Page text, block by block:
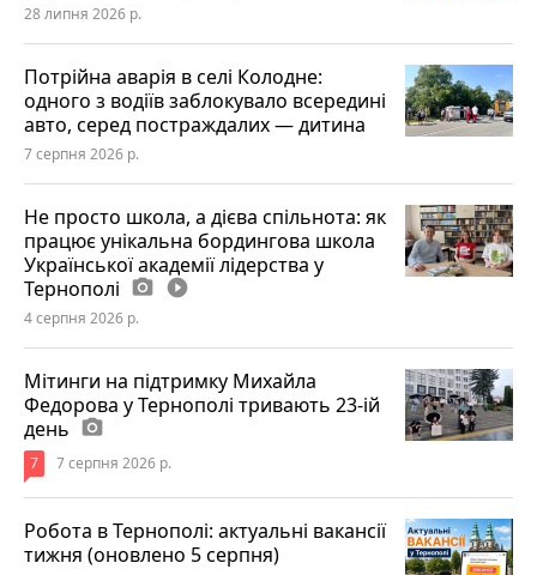
28 липня 2026 р.
Потрійна аварія в селі Колодне:
одного з водіїв заблокувало всередині
авто, серед постраждалих — дитина
7 серпня 2026 р.
Не просто школа, а дієва спільнота: як
працює унікальна бордингова школа
Української академії лідерства у
Тернополі photo_camera play_circle_filled
4 серпня 2026 р.
Мітинги на підтримку Михайла
Федорова у Тернополі тривають 23-ій
день photo_camera
7 7 серпня 2026 р.
Робота в Тернополі: актуальні вакансії
тижня (оновлено 5 серпня)